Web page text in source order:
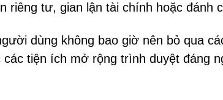
riêng tư, gian lận tài chính hoặc đánh
dùng không bao giờ nên bỏ qua
các tiện ích mở rộng trình duyệt đáng